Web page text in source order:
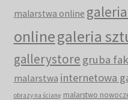
malarstwa online
onlinegaleria
gallerystore gruba
malarstwa internetowa
obrazy na ścianę malarstwo